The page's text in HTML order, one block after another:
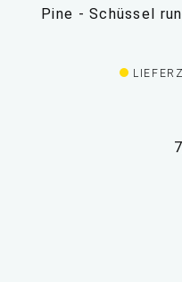
Pine - Schüssel